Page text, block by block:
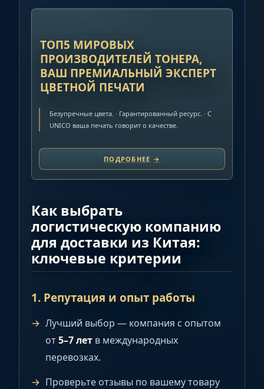
ТОП5 МИРОВЫХ
ПРОИЗВОДИТЕЛЕЙ ТОНЕРА,
ВАШ ПРЕМИАЛЬНЫЙ ЭКСПЕРТ
ЦВЕТНОЙ ПЕЧАТИ
Безупречные цвета. · Гарантированный ресурс. · C
UNICO ваша печать говорит о качестве.
ПОДРОБНЕЕ →
Как выбрать
логистическую компанию
для доставки из Китая:
ключевые критерии
1. Репутация и опыт работы
Лучший выбор — компания с опытом
от5–7 лет в международных
перевозках.
Проверьте отзывы по вашему товару